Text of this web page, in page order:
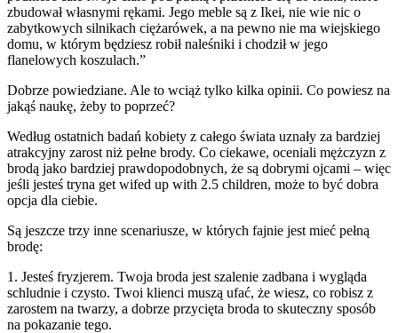
zbudował własnymi rękami. Jego meble są z Ikei, nie wie nic o
zabytkowych silnikach ciężarówek, a na pewno nie ma wiejskiego
domu, w którym będziesz robił naleśniki i chodził w jego
flanelowych koszulach.”
Dobrze powiedziane. Ale to wciąż tylko kilka opinii. Co powiesz na
jakąś naukę, żeby to poprzeć?
Według ostatnich badań kobiety z całego świata uznały za bardziej
atrakcyjny zarost niż pełne brody. Co ciekawe, oceniali mężczyzn z
brodą jako bardziej prawdopodobnych, że są dobrymi ojcami – więc
jeśli jesteś tryna get wifed up with 2.5 children, może to być dobra
opcja dla ciebie.
Są jeszcze trzy inne scenariusze, w których fajnie jest mieć pełną
brodę:
1. Jesteś fryzjerem. Twoja broda jest szalenie zadbana i wygląda
schludnie i czysto. Twoi klienci muszą ufać, że wiesz, co robisz z
zarostem na twarzy, a dobrze przycięta broda to skuteczny sposób
na pokazanie tego.